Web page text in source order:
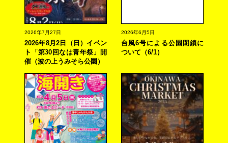
2026年7月27日
2026年8月2日（日）イベン
ト「第30回なは青年祭」開
催（波の上うみそら公園）
2026年6月5日
台風6号による公園閉鎖に
ついて（6/1）